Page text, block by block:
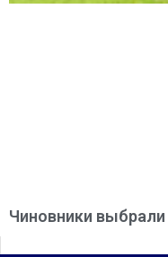
Чиновники